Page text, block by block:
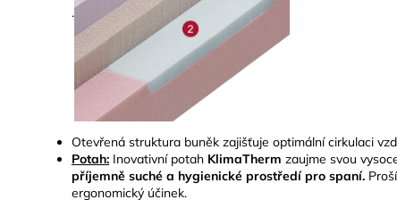
.
Otevřená struktura buněk zajišťuje optimální cirkulaci
Potah: Inovativní potah KlimaTherm zaujme svou
příjemně suché a hygienické prostředí pro spaní.
ergonomický účinek.